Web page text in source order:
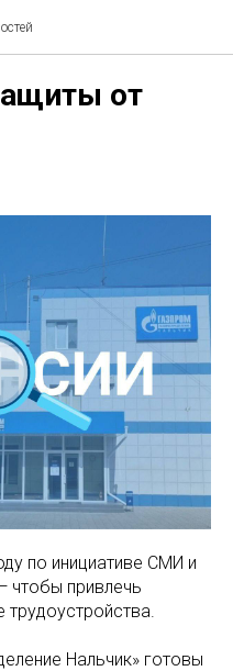
от
по инициативе СМИ и
чтобы привлечь
Нальчик» готовы